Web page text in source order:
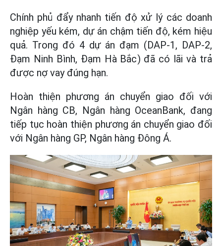
Chính phủ đẩy nhanh tiến độ xử lý các doanh
nghiệp yếu kém, dự án chậm tiến độ, kém hiệu
quả. Trong đó 4 dự án đạm (DAP-1, DAP-2,
Đạm Ninh Bình, Đạm Hà Bắc) đã có lãi và trả
được nợ vay đúng hạn.
Hoàn thiện phương án chuyển giao đối với
Ngân hàng CB, Ngân hàng OceanBank, đang
tiếp tục hoàn thiện phương án chuyển giao đối
với Ngân hàng GP, Ngân hàng Đông Á.